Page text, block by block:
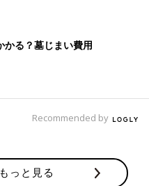
かる？墓じまい費用
Recommended by
っと見る